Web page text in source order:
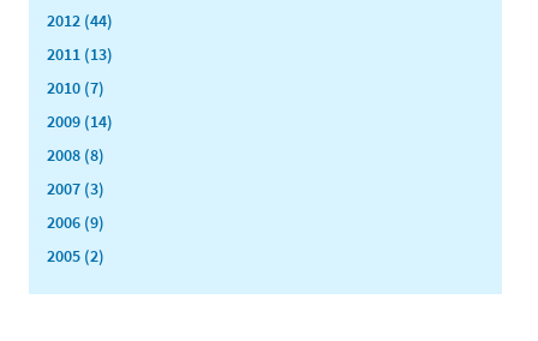
2012 (44)
2011 (13)
2010 (7)
2009 (14)
2008 (8)
2007 (3)
2006 (9)
2005 (2)